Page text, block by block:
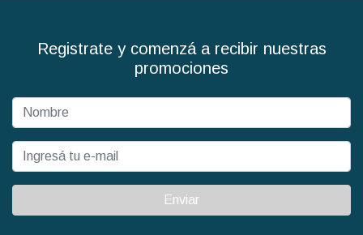
Registrate y comenzá a recibir nuestras
promociones
Enviar